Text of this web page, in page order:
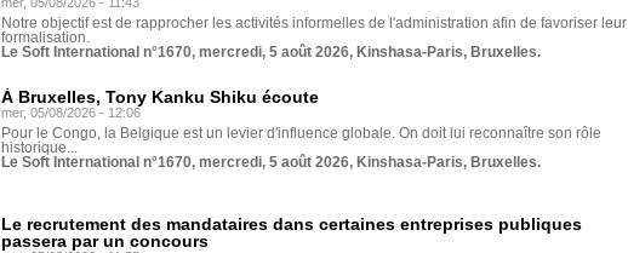
Notre objectif est de rapprocher les activités informelles de l'administration afin de favoriser leur
formalisation.
Le Soft International n°1670, mercredi, 5 août 2026, Kinshasa-Paris, Bruxelles.
À Bruxelles, Tony Kanku Shiku écoute
mer, 05/08/2026 - 12:06
Pour le Congo, la Belgique est un levier d'influence globale. On doit lui reconnaître son rôle
historique...
Le Soft International n°1670, mercredi, 5 août 2026, Kinshasa-Paris, Bruxelles.
Le recrutement des mandataires dans certaines entreprises publiques
passera par un concours